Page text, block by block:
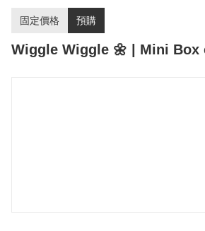
固定價格 預購
Wiggle Wiggle 🌼 | Mini Box